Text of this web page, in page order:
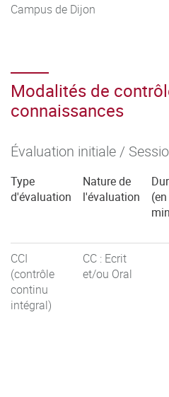
Campus de Dijon
Modalités de
connaissances
Évaluation initiale /
Type
d'évaluation
Nature de
l'évaluation
(en
CCI
(contrôle
continu
intégral)
CC : Ecrit
et/ou Oral